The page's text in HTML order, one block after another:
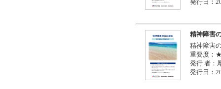
発行日：
精神障害
精神障害
重要度
発行 者：
発行日：